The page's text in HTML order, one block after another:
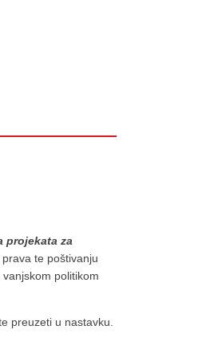
projekata za
te poštivanju
politikom
preuzeti u nastavku.